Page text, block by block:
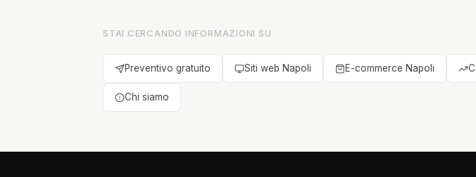
STAI CERCANDO INFORMAZIONI SU
Preventivo gratuito Siti web Napoli E-commerce Napoli
Chi siamo